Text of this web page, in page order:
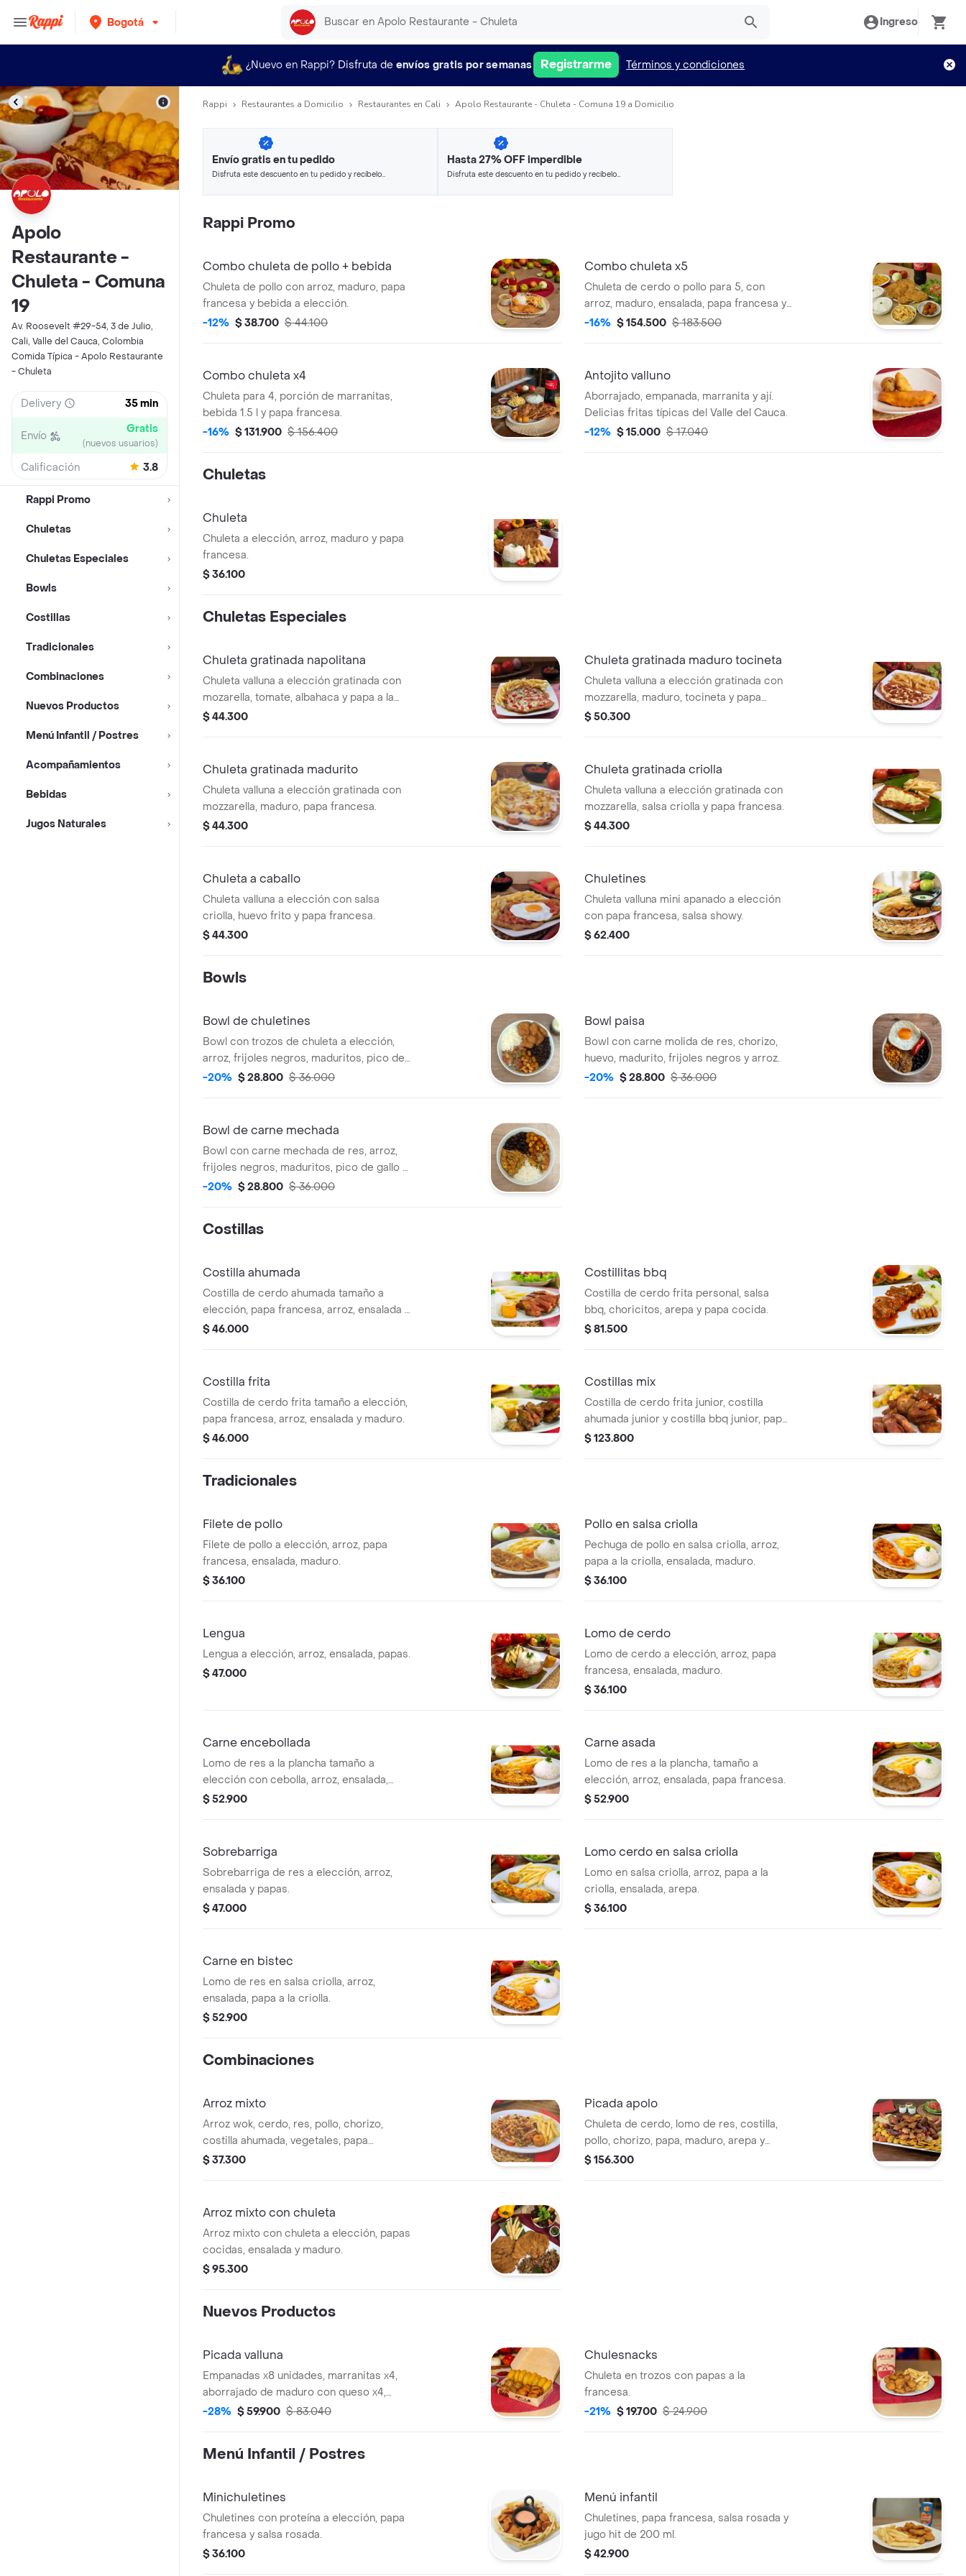
Bogotá Ingreso
¿Nuevo en Rappi? Disfruta de envíos gratis por semanas Registrarme Términos y condiciones
Apolo
Restaurante -
Chuleta - Comuna
19
Av. Roosevelt #29-54, 3 de Julio,
Cali, Valle del Cauca, Colombia
Comida Típica - Apolo Restaurante
- Chuleta
Delivery 35 min
Envío Gratis
(nuevos usuarios)
Calificación 3.8
Rappi Promo
Chuletas
Chuletas Especiales
Bowls
Costillas
Tradicionales
Combinaciones
Nuevos Productos
Menú Infantil / Postres
Acompañamientos
Bebidas
Jugos Naturales
Rappi Restaurantes a Domicilio Restaurantes en Cali Apolo Restaurante - Chuleta - Comuna 19 a Domicilio
Envío gratis en tu pedido
Disfruta este descuento en tu pedido y recíbelo
Hasta 27% OFF imperdible
Disfruta este descuento en tu pedido y recíbelo
Rappi Promo
Combo chuleta de pollo + bebida
Chuleta de pollo con arroz, maduro, papa
francesa y bebida a elección.
-12% $ 38.700 $ 44.100
Combo chuleta x5
Chuleta de cerdo o pollo para 5, con
arroz, maduro, ensalada, papa francesa y
bebida 2 lt a elección.
-16% $ 154.500 $ 183.500
Combo chuleta x4
Chuleta para 4, porción de marranitas,
bebida 1.5 l y papa francesa.
-16% $ 131.900 $ 156.400
Antojito valluno
Aborrajado, empanada, marranita y ají.
Delicias fritas típicas del Valle del Cauca.
-12% $ 15.000 $ 17.040
Chuletas
Chuleta
Chuleta a elección, arroz, maduro y papa
francesa.
$ 36.100
Chuletas Especiales
Chuleta gratinada napolitana
Chuleta valluna a elección gratinada con
mozarella, tomate, albahaca y papa a la
francesa.
$ 44.300
Chuleta gratinada maduro tocineta
Chuleta valluna a elección gratinada con
mozzarella, maduro, tocineta y papa
francesa.
$ 50.300
Chuleta gratinada madurito
Chuleta valluna a elección gratinada con
mozzarella, maduro, papa francesa.
$ 44.300
Chuleta gratinada criolla
Chuleta valluna a elección gratinada con
mozzarella, salsa criolla y papa francesa.
$ 44.300
Chuleta a caballo
Chuleta valluna a elección con salsa
criolla, huevo frito y papa francesa.
$ 44.300
Chuletines
Chuleta valluna mini apanado a elección
con papa francesa, salsa showy.
$ 62.400
Bowls
Bowl de chuletines
Bowl con trozos de chuleta a elección,
arroz, frijoles negros, maduritos, pico de
gallo y salsa de ajo.
-20% $ 28.800 $ 36.000
Bowl paisa
Bowl con carne molida de res, chorizo,
huevo, madurito, frijoles negros y arroz.
-20% $ 28.800 $ 36.000
Bowl de carne mechada
Bowl con carne mechada de res, arroz,
frijoles negros, maduritos, pico de gallo y
salsa de ajo.
-20% $ 28.800 $ 36.000
Costillas
Costilla ahumada
Costilla de cerdo ahumada tamaño a
elección, papa francesa, arroz, ensalada y
maduro.
$ 46.000
Costillitas bbq
Costilla de cerdo frita personal, salsa
bbq, choricitos, arepa y papa cocida.
$ 81.500
Costilla frita
Costilla de cerdo frita tamaño a elección,
papa francesa, arroz, ensalada y maduro.
$ 46.000
Costillas mix
Costilla de cerdo frita junior, costilla
ahumada junior y costilla bbq junior, papa
amarilla y arepa.
$ 123.800
Tradicionales
Filete de pollo
Filete de pollo a elección, arroz, papa
francesa, ensalada, maduro.
$ 36.100
Pollo en salsa criolla
Pechuga de pollo en salsa criolla, arroz,
papa a la criolla, ensalada, maduro.
$ 36.100
Lengua
Lengua a elección, arroz, ensalada, papas.
$ 47.000
Lomo de cerdo
Lomo de cerdo a elección, arroz, papa
francesa, ensalada, maduro.
$ 36.100
Carne encebollada
Lomo de res a la plancha tamaño a
elección con cebolla, arroz, ensalada,
papa francesa.
$ 52.900
Carne asada
Lomo de res a la plancha, tamaño a
elección, arroz, ensalada, papa francesa.
$ 52.900
Sobrebarriga
Sobrebarriga de res a elección, arroz,
ensalada y papas.
$ 47.000
Lomo cerdo en salsa criolla
Lomo en salsa criolla, arroz, papa a la
criolla, ensalada, arepa.
$ 36.100
Carne en bistec
Lomo de res en salsa criolla, arroz,
ensalada, papa a la criolla.
$ 52.900
Combinaciones
Arroz mixto
Arroz wok, cerdo, res, pollo, chorizo,
costilla ahumada, vegetales, papa
francesa, ensalada y maduro. tamaño a
$ 37.300
Picada apolo
Chuleta de cerdo, lomo de res, costilla,
pollo, chorizo, papa, maduro, arepa y
plátano. 3-4 personas.
$ 156.300
Arroz mixto con chuleta
Arroz mixto con chuleta a elección, papas
cocidas, ensalada y maduro.
$ 95.300
Nuevos Productos
Picada valluna
Empanadas x8 unidades, marranitas x4,
aborrajado de maduro con queso x4,
salsa criolla y ají. 2-3 personas.
-28% $ 59.900 $ 83.040
Chulesnacks
Chuleta en trozos con papas a la
francesa.
-21% $ 19.700 $ 24.900
Menú Infantil / Postres
Minichuletines
Chuletines con proteína a elección, papa
francesa y salsa rosada.
$ 36.100
Menú infantil
Chuletines, papa francesa, salsa rosada y
jugo hit de 200 ml.
$ 42.900